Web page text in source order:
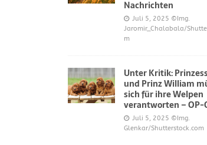
Nachrichten
Juli 5, 2025 ©Img.
Jaromir_Chalabala/
m
Unter Kritik:
und Prinz William
sich für ihre Welpen
verantworten – OP-
Juli 5, 2025 ©Img.
Glenkar/Shutterstock.com